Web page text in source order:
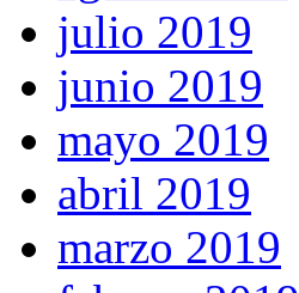
julio 2019
junio 2019
mayo 2019
abril 2019
marzo 2019